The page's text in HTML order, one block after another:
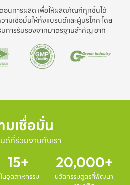
อนการผลิต เพื่อให้ผลิตภัณฑ์ทุกชิ้นได้
ามเชื่อมั่นให้ทั้งแบรนด์และผู้บริโภค โดย
บการรับรองจากมาตรฐานสำคัญ อาทิ
มเชื่อมั่น
ด์ที่ร่วมงานกับเรา
15
นอุตสาหกรรม
20,000
นวัตกรรมสูตรที่พัฒนา